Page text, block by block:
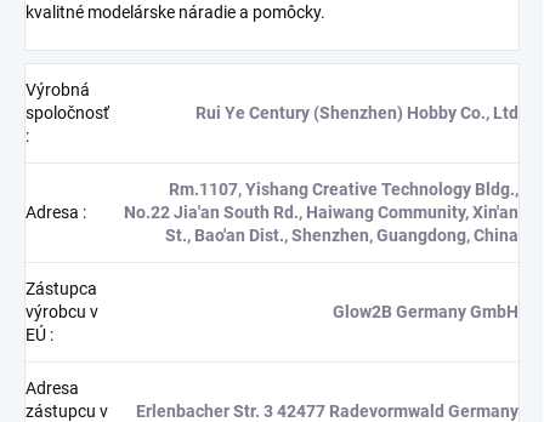
kvalitné modelárske náradie a pomôcky.
Výrobná
spoločnosť
:
Rui Ye Century (Shenzhen) Hobby Co., Ltd
Adresa :
Rm.1107, Yishang Creative Technology Bldg.,
No.22 Jia'an South Rd., Haiwang Community, Xin'an
St., Bao'an Dist., Shenzhen, Guangdong, China
Zástupca
výrobcu v
EÚ :
Glow2B Germany GmbH
Adresa
zástupcu v
Erlenbacher Str. 3 42477 Radevormwald Germany